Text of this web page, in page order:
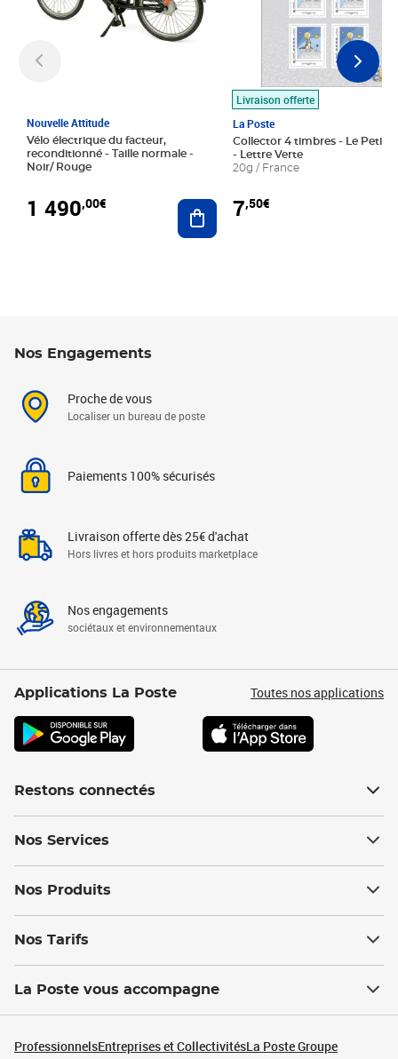
Nouvelle Attitude
Vélo électrique du facteur,
reconditionné - Taille normale -
Noir/ Rouge
1 490,00€ Ajouter au panier
Livraison offerte
La Poste
Collector 4 timbres - Le Petit
- Lettre Verte
20g / France
7,50€
Nos Engagements
Proche de vous
Localiser un bureau de poste
Paiements 100% sécurisés
Livraison offerte dès 25€ d'achat
Hors livres et hors produits marketplace
Nos engagements
sociétaux et environnementaux
Applications La Poste Toutes nos applications
Restons connectés
Nos Services
Nos Produits
Nos Tarifs
La Poste vous accompagne
ProfessionnelsEntreprises et CollectivitésLa Poste Groupe